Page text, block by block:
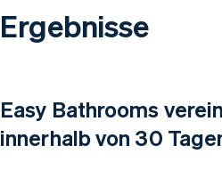
Ergebnisse
Easy Bathrooms
innerhalb von 30